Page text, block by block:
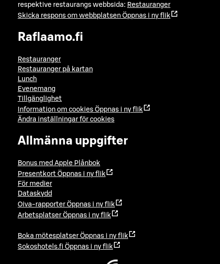
respektive restaurangs webbsida: Restauranger
Skicka respons om webbplatsen Öppnas i ny flik
Raflaamo.fi
Restauranger
Restauranger på kartan
Lunch
Evenemang
Tillgänglighet
Information om cookies Öppnas i ny flik
Ändra inställningar för cookies
Allmänna uppgifter
Bonus med Apple Plånbok
Presentkort Öppnas i ny flik
För medier
Dataskydd
Oiva-rapporter Öppnas i ny flik
Arbetsplatser Öppnas i ny flik
Boka mötesplatser Öppnas i ny flik
Sokoshotels.fi Öppnas i ny flik